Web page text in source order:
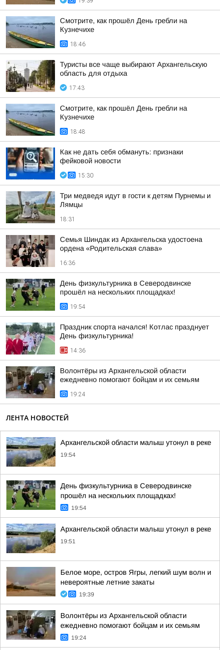
Смотрите, как прошёл День гребли на
Кузнечихе
18:46
Туристы все чаще выбирают Архангельскую
область для отдыха
17:43
Смотрите, как прошёл День гребли на
Кузнечихе
18:48
Как не дать себя обмануть: признаки
фейковой новости
15:30
Три медведя идут в гости к детям Пурнемы и
Лямцы
18:31
Семья Шиндак из Архангельска удостоена
ордена «Родительская слава»
16:36
День физкультурника в Северодвинске
прошёл на нескольких площадках!
19:54
Праздник спорта начался! Котлас празднует
День физкультурника!
14:36
Волонтёры из Архангельской области
ежедневно помогают бойцам и их семьям
19:24
ЛЕНТА НОВОСТЕЙ
Архангельской области малыш утонул в реке
19:54
День физкультурника в Северодвинске
прошёл на нескольких площадках!
19:54
Архангельской области малыш утонул в реке
19:51
Белое море, остров Ягры, легкий шум волн и
невероятные летние закаты
19:39
Волонтёры из Архангельской области
ежедневно помогают бойцам и их семьям
19:24